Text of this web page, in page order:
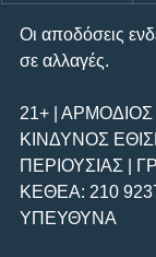
Οι αποδόσεις
σε αλλαγές.
21+ |
ΚΙΝΔΥΝΟΣ
ΠΕΡΙΟΥΣΙΑΣ |
ΚΕΘΕΑ: 210
ΥΠΕΥΘΥΝΑ